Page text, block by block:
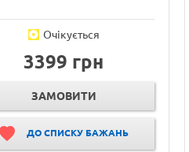
Очікується
3399 грн
ЗАМОВИТИ
ДО СПИСКУ БАЖАНЬ